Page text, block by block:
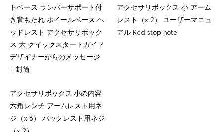
トベース ランバーサポート付
き背もたれ ホイールベース ヘ
ッドレスト アクセサリボック
ス 大 クイックスタートガイド
デザイナーからのメッセージ
+ 封筒
アクセサリボックス 小 アーム
レスト（x 2） ユーザーマニュ
アル Red stop note
アクセサリボックス 小の内容
六角レンチ アームレスト用ネ
ジ（x 6） バックレスト用ネジ